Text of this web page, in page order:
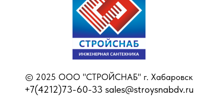
© 2025 ООО "СТРОЙСНАБ" г. Хабаровск
+7(4212)73-60-33 sales@stroysnabdv.ru